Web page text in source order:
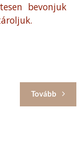
bevonjuk
Tovább